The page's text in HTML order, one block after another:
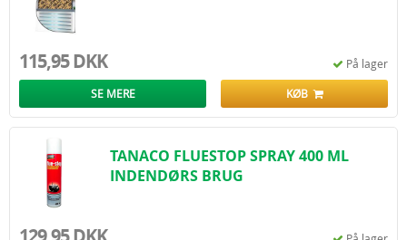
115,95 DKK På lager
SE MERE KØB
TANACO FLUESTOP SPRAY 400 ML
INDENDØRS BRUG